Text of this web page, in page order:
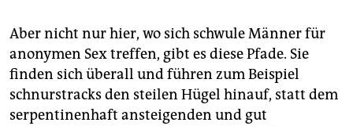
Aber nicht nur hier, wo sich schwule Männer für
anonymen Sex treffen, gibt es diese Pfade. Sie
finden sich überall und führen zum Beispiel
schnurstracks den steilen Hügel hinauf, statt dem
serpentinenhaft ansteigenden und gut